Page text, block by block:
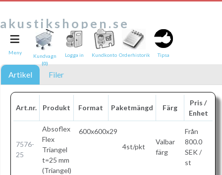
akustikshopen.se
Artikel Filer
Art.nr. Produkt Format Paketmängd Färg
Pris /
Enhet
7576-
25
Absoflex
Flex
Triangel
t=25 mm
(Triangel)
600x600x29
4st/pkt
Valbar
färg
Från
800.0
SEK /
st
≡
Meny
Kundvagn
(0)
Logga in Kundkonto Orderhistorik Tipsa
Tipsa en vän:
e-post*
Text